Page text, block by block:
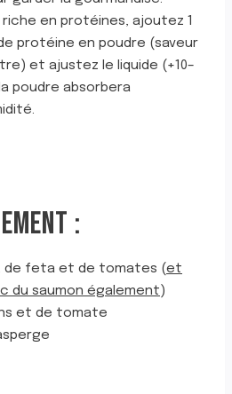
riche en protéines, ajoutez 1
protéine en poudre (saveur
et ajustez le liquide (+10–
poudre absorbera
:
de feta et de tomates (et
du saumon également)
et de tomate